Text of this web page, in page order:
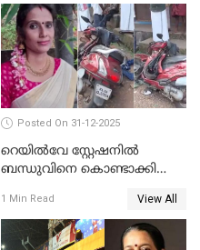
Posted On 31-12-2025
റെയിൽവേ സ്റ്റേഷനിൽ
ബന്ധുവിനെ കൊണ്ടാക്കി
ലോറി സ്കൂട്ടറിൽ ഇടിച്ചു :
യുവതിക്ക് ദാരുണാന്ത്യം
1 Min Read View All